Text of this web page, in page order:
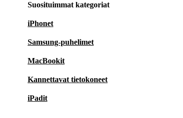
Suosituimmat kategoriat
iPhonet
Samsung-puhelimet
MacBookit
Kannettavat tietokoneet
iPadit